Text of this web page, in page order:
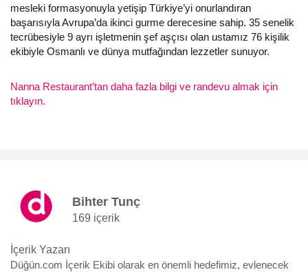
mesleki formasyonuyla yetişip Türkiye’yi onurlandıran
başarısıyla Avrupa’da ikinci gurme derecesine sahip. 35 senelik
tecrübesiyle 9 ayrı işletmenin şef aşçısı olan ustamız 76 kişilik
ekibiyle Osmanlı ve dünya mutfağından lezzetler sunuyor.
Nanna Restaurant’tan daha fazla bilgi ve randevu almak için
tıklayın.
Bihter Tunç
169 içerik
İçerik Yazarı
Düğün.com İçerik Ekibi olarak en önemli hedefimiz, evlenecek